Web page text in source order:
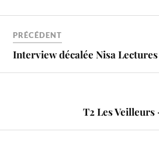
PRÉCÉDENT
Interview décalée Nisa Lectures
T2 Les